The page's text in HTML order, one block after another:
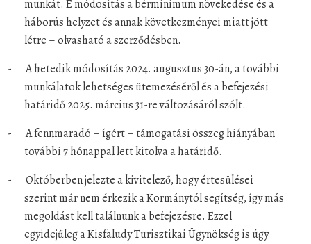
munkát. E módosítás a bérminimum növekedése és a
háborús helyzet és annak következményei miatt jött
létre – olvasható a szerződésben.
-
A hetedik módosítás 2024. augusztus 30-án, a további
munkálatok lehetséges ütemezéséről és a befejezési
határidő 2025. március 31-re változásáról szólt.
-
A fennmaradó – ígért – támogatási összeg hiányában
további 7 hónappal lett kitolva a határidő.
-
Októberben jelezte a kivitelező, hogy értesülései
szerint már nem érkezik a Kormánytól segítség, így más
megoldást kell találnunk a befejezésre. Ezzel
egyidejűleg a Kisfaludy Turisztikai Ügynökség is úgy